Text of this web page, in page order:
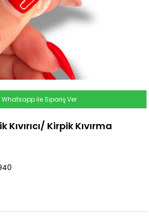
Whatsapp ile Sipariş Ver
Kıvırıcı/ Kirpik Kıvırma